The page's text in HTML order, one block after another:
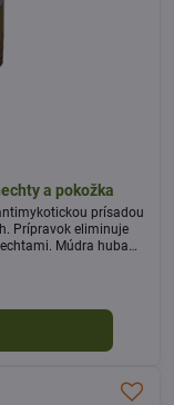
a pokožka
prísadou
Prípravok eliminuje
Múdra huba
na nohách.